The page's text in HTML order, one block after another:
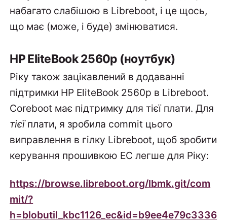
набагато слабішою в Libreboot, і це щось,
що має (може, і буде) змінюватися.
HP EliteBook 2560p (ноутбук)
Ріку також зацікавлений в додаванні
підтримки HP EliteBook 2560p в Libreboot.
Coreboot має підтримку для тієї плати. Для
тієїплати, я зробила commit цього
виправлення в гілку Libreboot, щоб зробити
керування прошивкою EC легше для Ріку:
https://browse.libreboot.org/lbmk.git/com
mit/?
h=blobutil_kbc1126_ec&id=b9ee4e79c3336